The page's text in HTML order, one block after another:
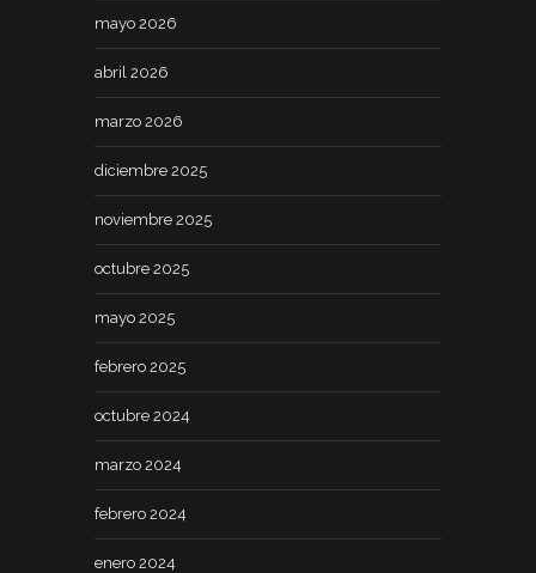
mayo 2026
abril 2026
marzo 2026
diciembre 2025
noviembre 2025
octubre 2025
mayo 2025
febrero 2025
octubre 2024
marzo 2024
febrero 2024
enero 2024